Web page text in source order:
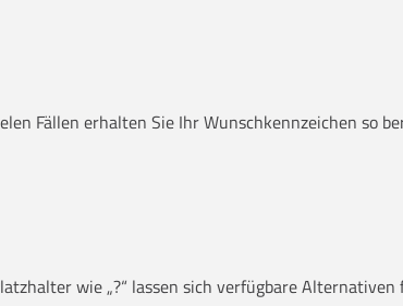
Fällen erhalten Sie Ihr Wunschkennzeichen so
wie „?“ lassen sich verfügbare